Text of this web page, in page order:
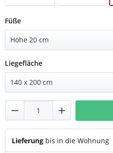
74 Eiche hell 82 Nussbaum
Füßeauswählen
Liegeflächeauswählen
Produkt Anzahl:
Lieferung bis in die Wohnung